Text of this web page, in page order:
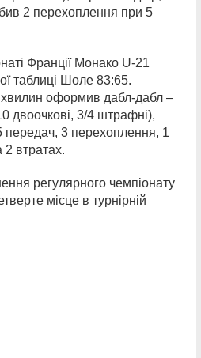
2 перехоплення при 5
Франції Монако U-21
таблиці Шоле 83:65.
хвилин оформив дабл-дабл –
двоочкові, 3/4 штрафні),
передач, 3 перехоплення, 1
2 втратах.
регулярного чемпіонату
місце в турнірній